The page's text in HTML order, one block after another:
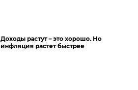
Доходы растут – это хорошо. Но
инфляция растет быстрее